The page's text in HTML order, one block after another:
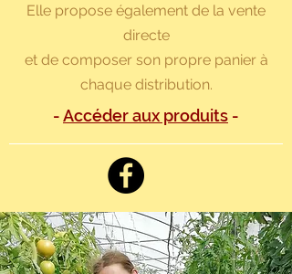
Elle propose également de la vente
directe
et de composer son propre panier à
chaque distribution.
-Accéder aux produits -